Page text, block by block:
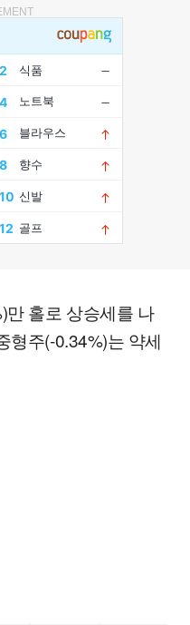
만 홀로 상승세를 나
형주(-0.34%)는 약세